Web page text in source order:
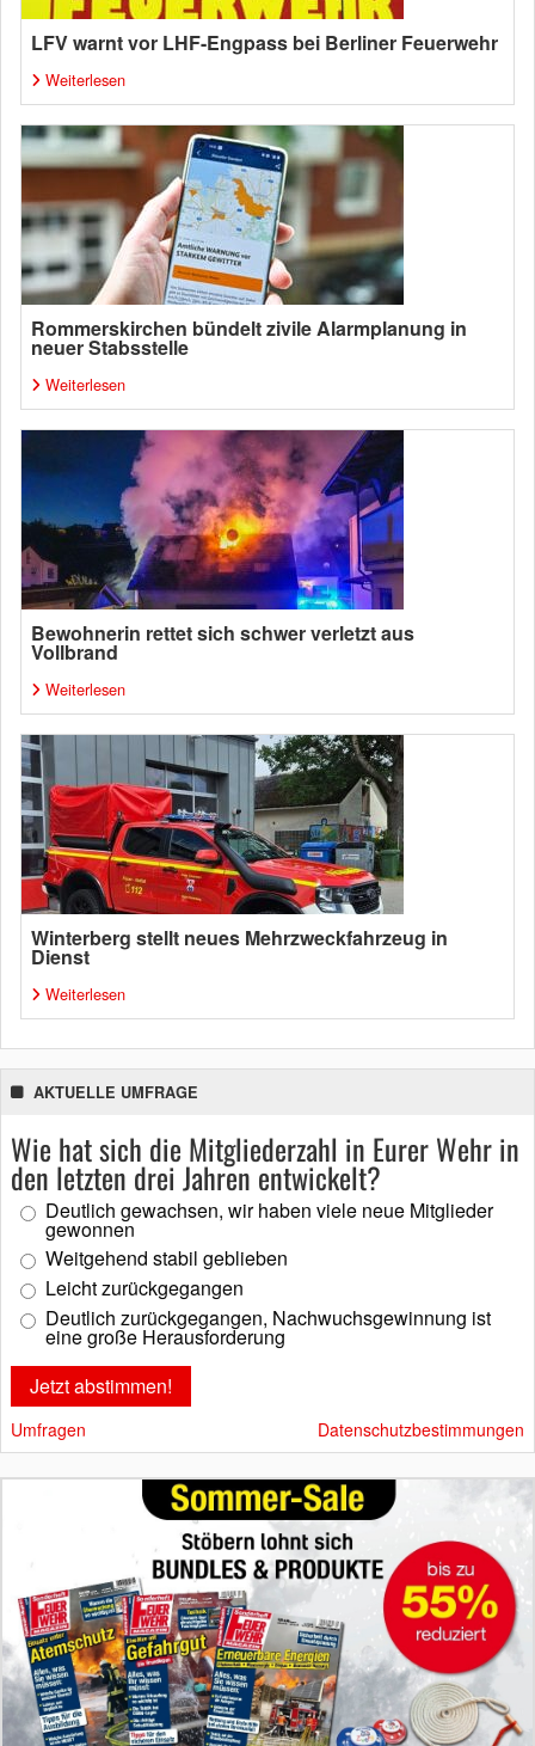
LFV warnt vor LHF-Engpass bei Berliner Feuerwehr
Weiterlesen
Rommerskirchen bündelt zivile Alarmplanung in
neuer Stabsstelle
Weiterlesen
Bewohnerin rettet sich schwer verletzt aus
Vollbrand
Weiterlesen
Winterberg stellt neues Mehrzweckfahrzeug in
Dienst
Weiterlesen
AKTUELLE UMFRAGE
Wie hat sich die Mitgliederzahl in Eurer Wehr in
den letzten drei Jahren entwickelt?
Deutlich gewachsen, wir haben viele neue Mitglieder
gewonnen
Weitgehend stabil geblieben
Leicht zurückgegangen
Deutlich zurückgegangen, Nachwuchsgewinnung ist
eine große Herausforderung
Umfragen Datenschutzbestimmungen